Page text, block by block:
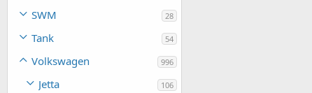
SWM 28
Tank 54
Volkswagen 996
Jetta 106